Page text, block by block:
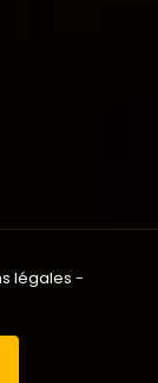
légales -